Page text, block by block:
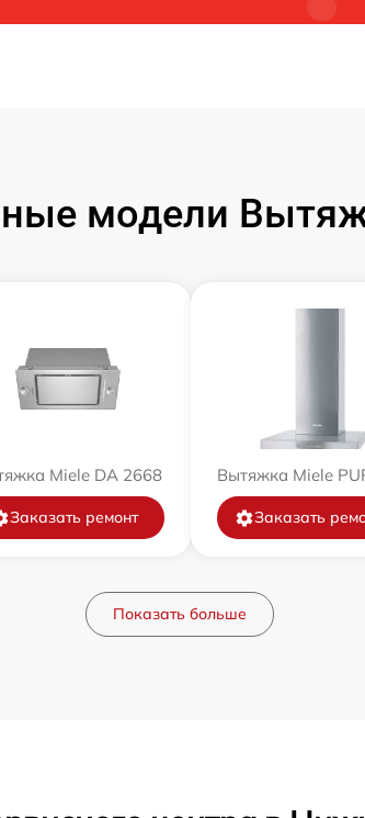
модели
Miele DA 2668
Заказать ремонт
Вытяжка Miele
Заказать
Показать больше